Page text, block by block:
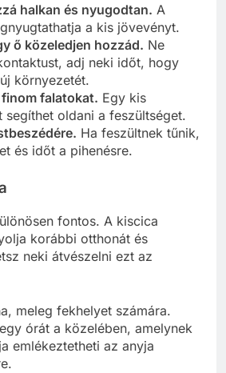
halkan és nyugodtan. A
a kis jövevényt.
ő közeledjen hozzád. Ne
adj neki időt, hogy
környezetét.
falatokat. Egy kis
segíthet oldani a feszültséget.
Ha feszültnek tűnik,
és időt a pihenésre.
fontos. A kiscica
korábbi otthonát és
neki átvészelni ezt az
meleg fekhelyet számára.
órát a közelében, amelynek
emlékeztetheti az anyja